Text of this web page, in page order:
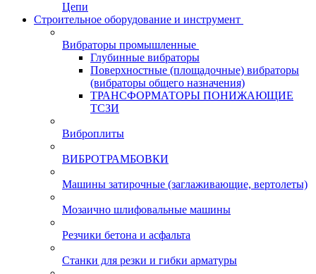
Цепи
Строительное оборудование и инструмент
Вибраторы промышленные
Глубинные вибраторы
Поверхностные (площадочные) вибраторы
(вибраторы общего назначения)
ТРАНСФОРМАТОРЫ ПОНИЖАЮЩИЕ
ТСЗИ
Виброплиты
ВИБРОТРАМБОВКИ
Машины затирочные (заглаживающие, вертолеты)
Мозаично шлифовальные машины
Резчики бетона и асфальта
Станки для резки и гибки арматуры